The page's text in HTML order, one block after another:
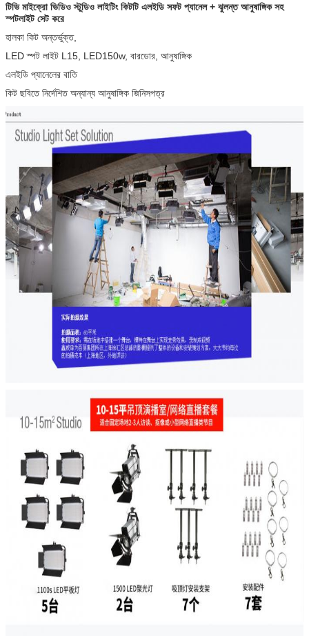
টিভি মাইক্রো ভিডিও স্টুডিও লাইটিং কিটটি এলইডি সফট প্যানেল + ঝুলন্ত আনুষাঙ্গিক সহ
স্পটলাইট সেট করে
হালকা কিট অন্তর্ভুক্ত,
LED স্পট লাইট L15, LED150w, বারডোর, আনুষাঙ্গিক
এলইডি প্যানেলের বাতি
কিট ছবিতে নির্দেশিত অন্যান্য আনুষাঙ্গিক জিনিসপত্র